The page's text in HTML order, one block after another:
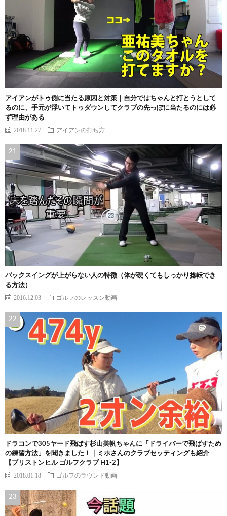
アイアンがトゥ側に当たる原因と対策｜自分ではちゃんと打とうとして
るのに、手元が浮いてトゥダウンしてクラブの先っぽに当たるのには必
ず理由がある
2018.11.27 アイアンの打ち方
バックスイングが上がらない人の特徴（体が硬くてもしっかり捻転でき
る方法）
2016.12.03 ゴルフのレッスン動画
ドラコンで305ヤード飛ばす杉山美帆ちゃんに「ドライバーで飛ばすため
の練習方法」を聞きました！｜ミホさんのクラブセッティングも紹介
【ブリストンヒル ゴルフクラブ H1-2】
2018.01.18 ゴルフのラウンド動画